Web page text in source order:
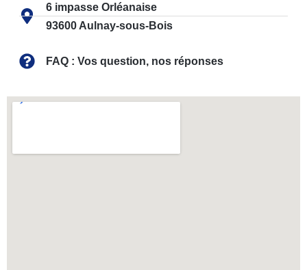
6 impasse Orléanaise
93600 Aulnay-sous-Bois
FAQ : Vos question, nos réponses